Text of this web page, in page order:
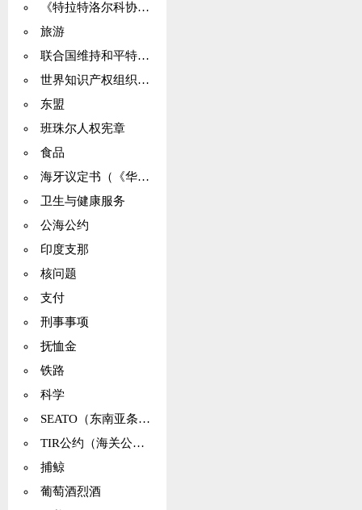
《特拉特洛尔科协定》（列为《特拉特洛尔科条约》）
旅游
联合国维持和平特派团
世界知识产权组织（WIPO）
东盟
班珠尔人权宪章
食品
海牙议定书（《华沙公约》）
卫生与健康服务
公海公约
印度支那
核问题
支付
刑事事项
抚恤金
铁路
科学
SEATO（东南亚条约组织）
TIR公约（海关公约）
捕鲸
葡萄酒烈酒